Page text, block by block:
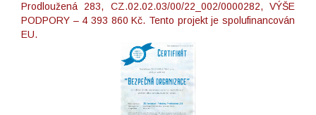
Prodloužená 283, CZ.02.02.03/00/22_002/0000282, VÝŠE
PODPORY – 4 393 860 Kč. Tento projekt je spolufinancován
EU.